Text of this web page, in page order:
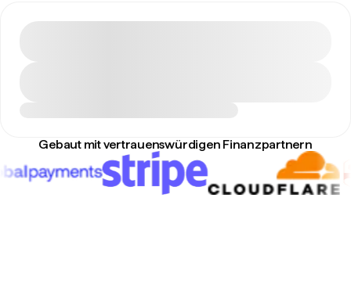
Gebaut mit vertrauenswürdigen Finanzpartnern